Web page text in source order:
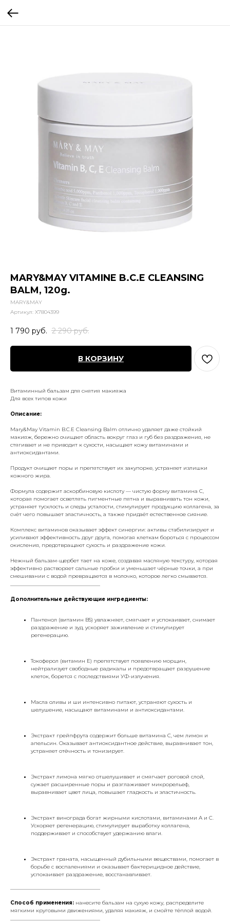
MARY&MAY VITAMINE B.C.E CLEANSING
BALM, 120g.
MARY&MAY
Артикул: X7804399
1 790 руб. 2 290 руб.
В КОРЗИНУ
Витаминный бальзам для снятия макияжа
Для всех типов кожи
Описание:
Mary&May Vitamin B.C.E Cleansing Balm отлично удаляет даже стойкий
макияж, бережно очищает область вокруг глаз и губ без раздражения, не
стягивает и не приводит к сухости, насыщает кожу витаминами и
антиоксидантами.
Продукт очищает поры и препятствует их закупорке, устраняет излишки
кожного жира.
Формула содержит аскорбиновую кислоту — чистую форму витамина C,
которая помогает осветлять пигментные пятна и выравнивать тон кожи,
устраняет тусклость и следы усталости, стимулирует продукцию коллагена, за
счёт чего повышает эластичность, а также придаёт естественное сияние.
Комплекс витаминов оказывает эффект синергии: активы стабилизируют и
усиливают эффективность друг друга, помогая клеткам бороться с процессом
окисления, предотвращают сухость и раздражение кожи.
Нежный бальзам-щербет тает на коже, создавая масляную текстуру, которая
эффективно растворяет сальные пробки и уменьшает чёрные точки, а при
смешивании с водой превращается в молочко, которое легко смывается.
Дополнительные действующие ингредиенты:
Пантенол (витамин B5) увлажняет, смягчает и успокаивает, снимает
раздражение и зуд, ускоряет заживление и стимулирует
регенерацию.
Токоферол (витамин E) препятствует появлению морщин,
нейтрализует свободные радикалы и предотвращает разрушение
клеток, борется с последствиями УФ-излучения.
Масла оливы и ши интенсивно питают, устраняют сухость и
шелушение, насыщают витаминами и антиоксидантами.
Экстракт грейпфрута содержит больше витамина С, чем лимон и
апельсин. Оказывает антиоксидантное действие, выравнивает тон,
устраняет отёчность и тонизирует.
Экстракт лимона мягко отшелушивает и смягчает роговой слой,
сужает расширенные поры и разглаживает микрорельеф,
выравнивает цвет лица, повышает гладкость и эластичность.
Экстракт винограда богат жирными кислотами, витаминами А и С.
Ускоряет регенерацию, стимулирует выработку коллагена,
поддерживает и способствует удержанию влаги.
Экстракт граната, насыщенный дубильными веществами, помогает в
борьбе с воспалениями и оказывает бактерицидное действие,
успокаивает раздражение, восстанавливает.
Способ применения: нанесите бальзам на сухую кожу, распределите
мягкими круговыми движениями, удаляя макияж, и смойте тёплой водой.